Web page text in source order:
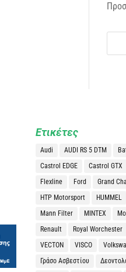
Ετικέτες
Audi AUDI RS 5 DTM
Castrol EDGE
Castrol GTX
Flexline
Ford Grand
HTP Motorsport
HUMMEL
Mann Filter
MINTEX
Renault
Royal Worchester
VECTON
VISCO
Γράσο Ασβεστίου